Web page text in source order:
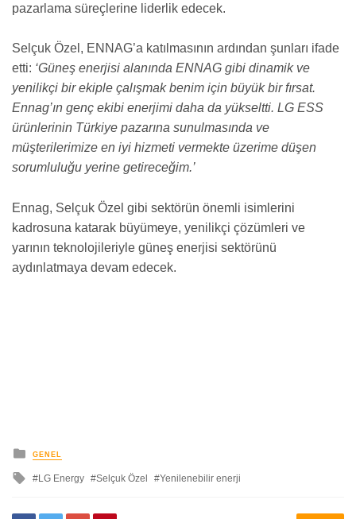
pazarlama süreçlerine liderlik edecek.
Selçuk Özel, ENNAG’a katılmasının ardından şunları ifade
etti: ‘Güneş enerjisi alanında ENNAG gibi dinamik ve
yenilikçi bir ekiple çalışmak benim için büyük bir fırsat.
Ennag’ın genç ekibi enerjimi daha da yükseltti. LG ESS
ürünlerinin Türkiye pazarına sunulmasında ve
müşterilerimize en iyi hizmeti vermekte üzerime düşen
sorumluluğu yerine getireceğim.’
Ennag, Selçuk Özel gibi sektörün önemli isimlerini
kadrosuna katarak büyümeye, yenilikçi çözümleri ve
yarının teknolojileriyle güneş enerjisi sektörünü
aydınlatmaya devam edecek.
yayınlanan
GENEL
ileLG Energy Selçuk Özel Yenilenebilir enerji